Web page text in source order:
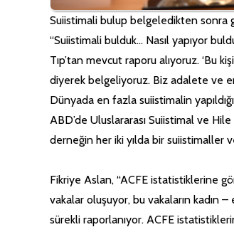
Suiistimali bulup belgeledikten sonra
“Suiistimali bulduk… Nasıl yapıyor
Tıp’tan mevcut raporu alıyoruz. ‘Bu
diyerek belgeliyoruz. Biz adalete ve
Dünyada en fazla suiistimalin
ABD’de Uluslararası Suiistimal ve
derneğin her iki yılda bir suiistimaller
Fikriye Aslan, “ACFE istatistiklerine
vakalar oluşuyor, bu vakaların kadın
sürekli raporlanıyor. ACFE